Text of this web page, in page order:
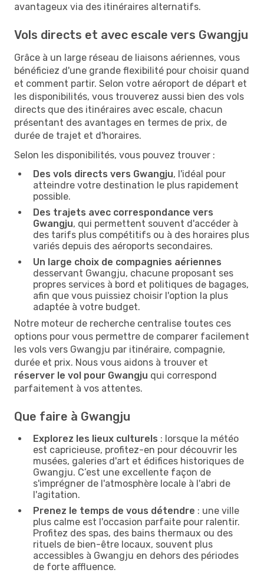
avantageux via des itinéraires alternatifs.
Vols directs et avec escale vers Gwangju
Grâce à un large réseau de liaisons aériennes, vous
bénéficiez d'une grande flexibilité pour choisir quand
et comment partir. Selon votre aéroport de départ et
les disponibilités, vous trouverez aussi bien des vols
directs que des itinéraires avec escale, chacun
présentant des avantages en termes de prix, de
durée de trajet et d'horaires.
Selon les disponibilités, vous pouvez trouver :
Des vols directs vers Gwangju, l'idéal pour
atteindre votre destination le plus rapidement
possible.
Des trajets avec correspondance vers
Gwangju, qui permettent souvent d'accéder à
des tarifs plus compétitifs ou à des horaires plus
variés depuis des aéroports secondaires.
Un large choix de compagnies aériennes
desservant Gwangju, chacune proposant ses
propres services à bord et politiques de bagages,
afin que vous puissiez choisir l'option la plus
adaptée à votre budget.
Notre moteur de recherche centralise toutes ces
options pour vous permettre de comparer facilement
les vols vers Gwangju par itinéraire, compagnie,
durée et prix. Nous vous aidons à trouver et
réserver le vol pour Gwangju qui correspond
parfaitement à vos attentes.
Que faire à Gwangju
Explorez les lieux culturels : lorsque la météo
est capricieuse, profitez-en pour découvrir les
musées, galeries d'art et édifices historiques de
Gwangju. C’est une excellente façon de
s'imprégner de l'atmosphère locale à l'abri de
l'agitation.
Prenez le temps de vous détendre : une ville
plus calme est l'occasion parfaite pour ralentir.
Profitez des spas, des bains thermaux ou des
rituels de bien-être locaux, souvent plus
accessibles à Gwangju en dehors des périodes
de forte affluence.